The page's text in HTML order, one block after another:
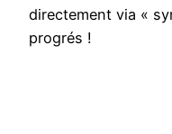
directement via «
progrés !